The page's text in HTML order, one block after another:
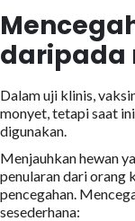
daripada
Dalam uji klinis,
monyet, tetapi saat
digunakan.
Menjauhkan hewan
penularan dari orang
pencegahan.
sesederhana: